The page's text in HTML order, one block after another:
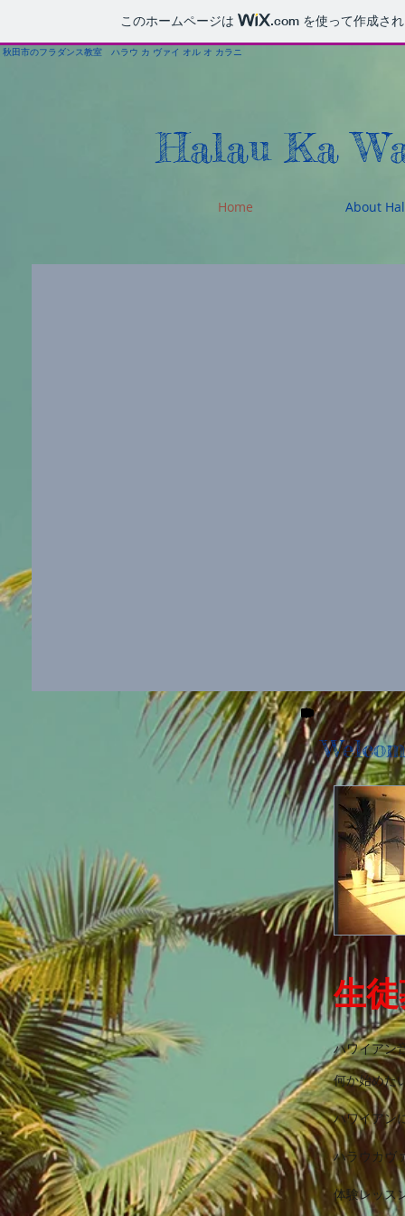
このホームページは .com を使って作成さ
秋田市のフラダンス教室 ハラウ カ ヴァイ オル オ カラニ
Halau Ka
Home About
生
ハワイアン
何か始めた
ハワイアン
ハラウカヴ
体験レッス